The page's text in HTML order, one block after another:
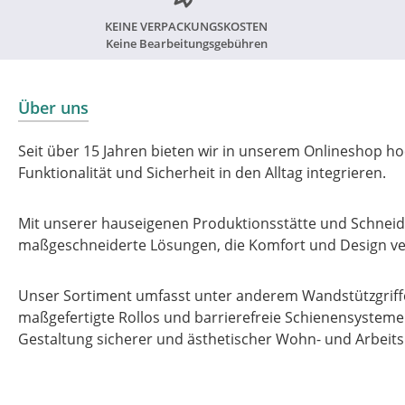
atmungsaktive Weichschaummatte
verfügt über praktische Rillen und
den Einsatz im Nassbereich. Die
einfach abgewaschen werden. Die
Weichschaummatte ist in vielen
Teppichmesser selbst weiter
zuschneiden. Produkteigenschaften: -
angenehm weiches Laufgefühl -
zahlreiche Einsatzmöglichkeiten innen
und außen - schnelltrocknend,
atmungsaktiv, Drainagelöcher- und
KEINE VERPACKUNGSKOSTEN
Keine Bearbeitungsgebühren
Über uns
Seit über 15 Jahren bieten wir in unserem Onlineshop
Funktionalität und Sicherheit in den Alltag integrieren.
Mit unserer hauseigenen Produktionsstätte und
maßgeschneiderte Lösungen, die Komfort und Design
Unser Sortiment umfasst unter anderem
maßgefertigte Rollos und barrierefreie
Gestaltung sicherer und ästhetischer Wohn- und